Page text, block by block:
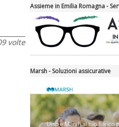
volte
Assieme in Emilia Romagna -
Marsh - Soluzioni assicurative